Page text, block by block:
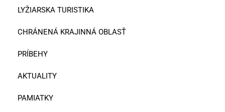
LYŽIARSKA TURISTIKA
CHRÁNENÁ KRAJINNÁ OBLASŤ
PRÍBEHY
AKTUALITY
PAMIATKY